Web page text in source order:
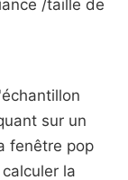
/taille de
sur un
fenêtre pop
la